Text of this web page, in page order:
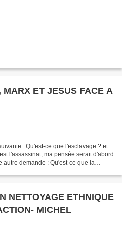
MARX ET JESUS FACE A
: Qu'est-ce que l'esclavage ? et
l'assassinat, ma pensée serait d'abord
autre demande : Qu'est-ce que la
NETTOYAGE ETHNIQUE